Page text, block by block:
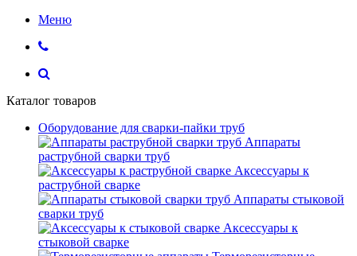
Меню
Каталог товаров
Оборудование для сварки-пайки труб
Аппараты
раструбной сварки труб
Аксессуары к
раструбной сварке
Аппараты стыковой
сварки труб
Аксессуары к
стыковой сварке